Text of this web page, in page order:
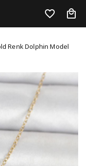
Gold
Renk Dolphin Model